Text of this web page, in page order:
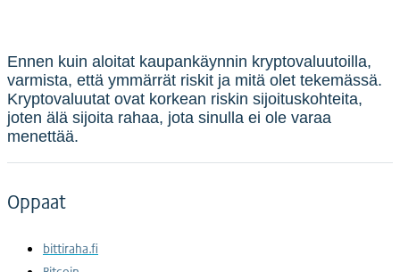
Ennen kuin aloitat kaupankäynnin kryptovaluutoilla,
varmista, että ymmärrät riskit ja mitä olet tekemässä.
Kryptovaluutat ovat korkean riskin sijoituskohteita,
joten älä sijoita rahaa, jota sinulla ei ole varaa
menettää.
Oppaat
bittiraha.fi